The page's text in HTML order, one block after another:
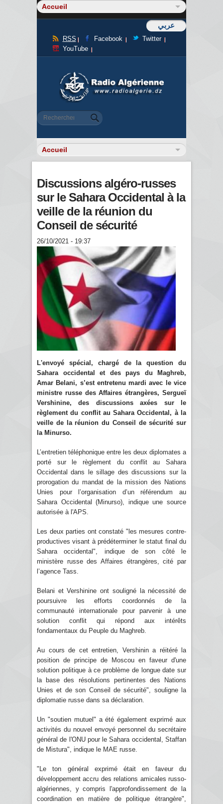
عربي
RSS Facebook
Twitter
YouTube
Formulaire de recherche
Rechercher
Discussions algéro-russes
sur le Sahara Occidental à la
veille de la réunion du
Conseil de sécurité
26/10/2021 - 19:37
L'envoyé spécial, chargé de la question du
Sahara occidental et des pays du Maghreb,
Amar Belani, s’est entretenu mardi avec le vice
ministre russe des Affaires étrangères, Sergueï
Vershinine, des discussions axées sur le
règlement du conflit au Sahara Occidental, à la
veille de la réunion du Conseil de sécurité sur
la Minurso.
L’entretien téléphonique entre les deux diplomates a
porté sur le règlement du conflit au Sahara
Occidental dans le sillage des discussions sur la
prorogation du mandat de la mission des Nations
Unies pour l’organisation d’un référendum au
Sahara Occidental (Minurso), indique une source
autorisée à l'APS.
Les deux parties ont constaté "les mesures contre-
productives visant à prédéterminer le statut final du
Sahara occidental", indique de son côté le
ministère russe des Affaires étrangères, cité par
l’agence Tass.
Belani et Vershinine ont souligné la nécessité de
poursuivre les efforts coordonnés de la
communauté internationale pour parvenir à une
solution conflit qui répond aux intérêts
fondamentaux du Peuple du Maghreb.
Au cours de cet entretien, Vershinin a réitéré la
position de principe de Moscou en faveur d'une
solution politique à ce problème de longue date sur
la base des résolutions pertinentes des Nations
Unies et de son Conseil de sécurité", souligne la
diplomatie russe dans sa déclaration.
Un "soutien mutuel" a été également exprimé aux
activités du nouvel envoyé personnel du secrétaire
général de l'ONU pour le Sahara occidental, Staffan
de Mistura", indique le MAE russe.
"Le ton général exprimé était en faveur du
développement accru des relations amicales russo-
algériennes, y compris l'approfondissement de la
coordination en matière de politique étrangère",